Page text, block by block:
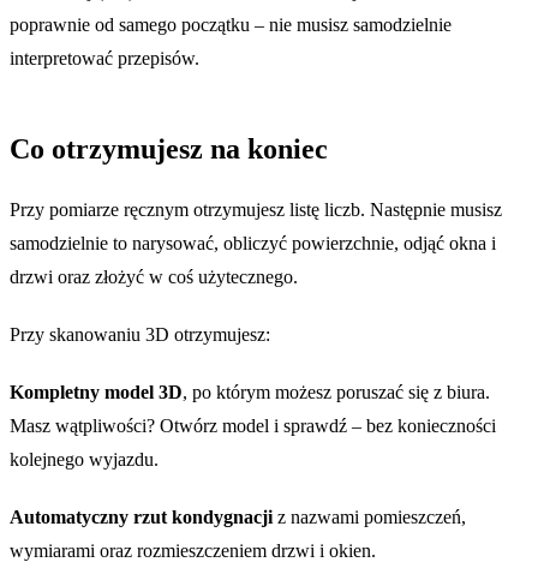
poprawnie od samego początku – nie musisz samodzielnie
interpretować przepisów.
Co otrzymujesz na koniec
Przy pomiarze ręcznym otrzymujesz listę liczb. Następnie musisz
samodzielnie to narysować, obliczyć powierzchnie, odjąć okna i
drzwi oraz złożyć w coś użytecznego.
Przy skanowaniu 3D otrzymujesz:
Kompletny model 3D, po którym możesz poruszać się z biura.
Masz wątpliwości? Otwórz model i sprawdź – bez konieczności
kolejnego wyjazdu.
Automatyczny rzut kondygnacji z nazwami pomieszczeń,
wymiarami oraz rozmieszczeniem drzwi i okien.